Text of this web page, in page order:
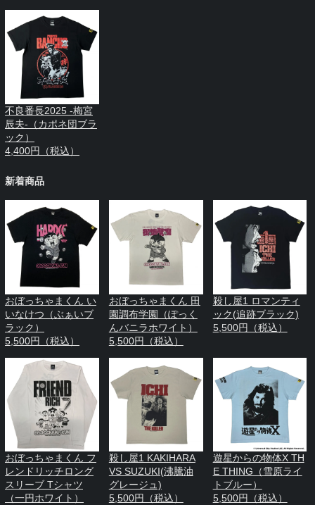
不良番長2025 -梅宮
辰夫-（カポネ団ブラ
ック）
4,400円（税込）
新着商品
おぼっちゃまくん い
いなけつ（ぶぁいブ
ラック）
5,500円（税込）
おぼっちゃまくん 田
園調布学園（ぽっく
んバニラホワイト）
5,500円（税込）
殺し屋1 ロマンティ
ック(追跡ブラック)
5,500円（税込）
おぼっちゃまくん フ
レンドリッチロング
スリーブ Tシャツ
（一円ホワイト）
殺し屋1 KAKIHARA
VS SUZUKI(沸騰油
グレージュ)
5,500円（税込）
遊星からの物体X TH
E THING（雪原ライ
トブルー）
5,500円（税込）